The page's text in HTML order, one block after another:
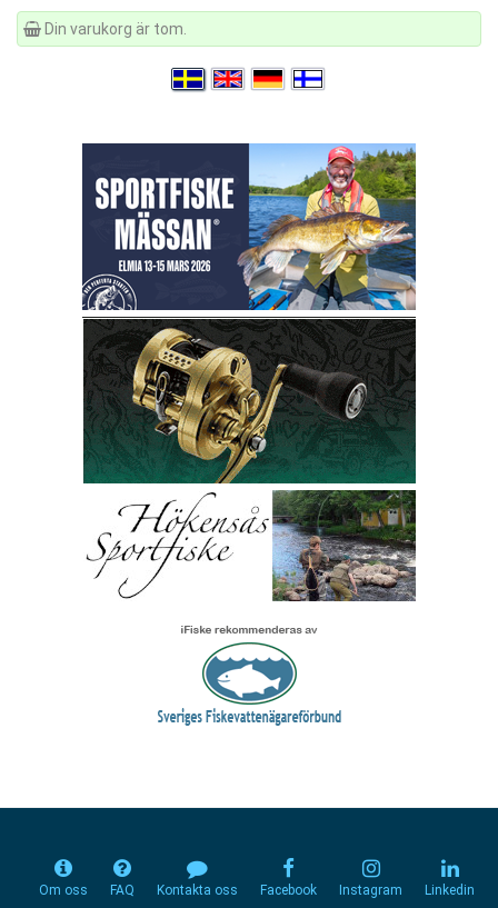
Din varukorg är tom.
Om oss FAQ Kontakta oss Facebook Instagram Linkedin